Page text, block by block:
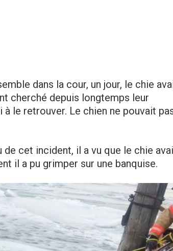
dans la cour, un jour, le chie
cherché depuis longtemps leur
à le retrouver. Le chien ne pouvait
cet incident, il a vu que le chie
il a pu grimper sur une banquise.